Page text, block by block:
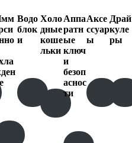
Водо
блок
и
Холо
дные
коше
льки
Аппа
ратн
ые
ключ
и
безоп
аснос
ти
Аксе
ссуар
ы
Драй
куле
ры